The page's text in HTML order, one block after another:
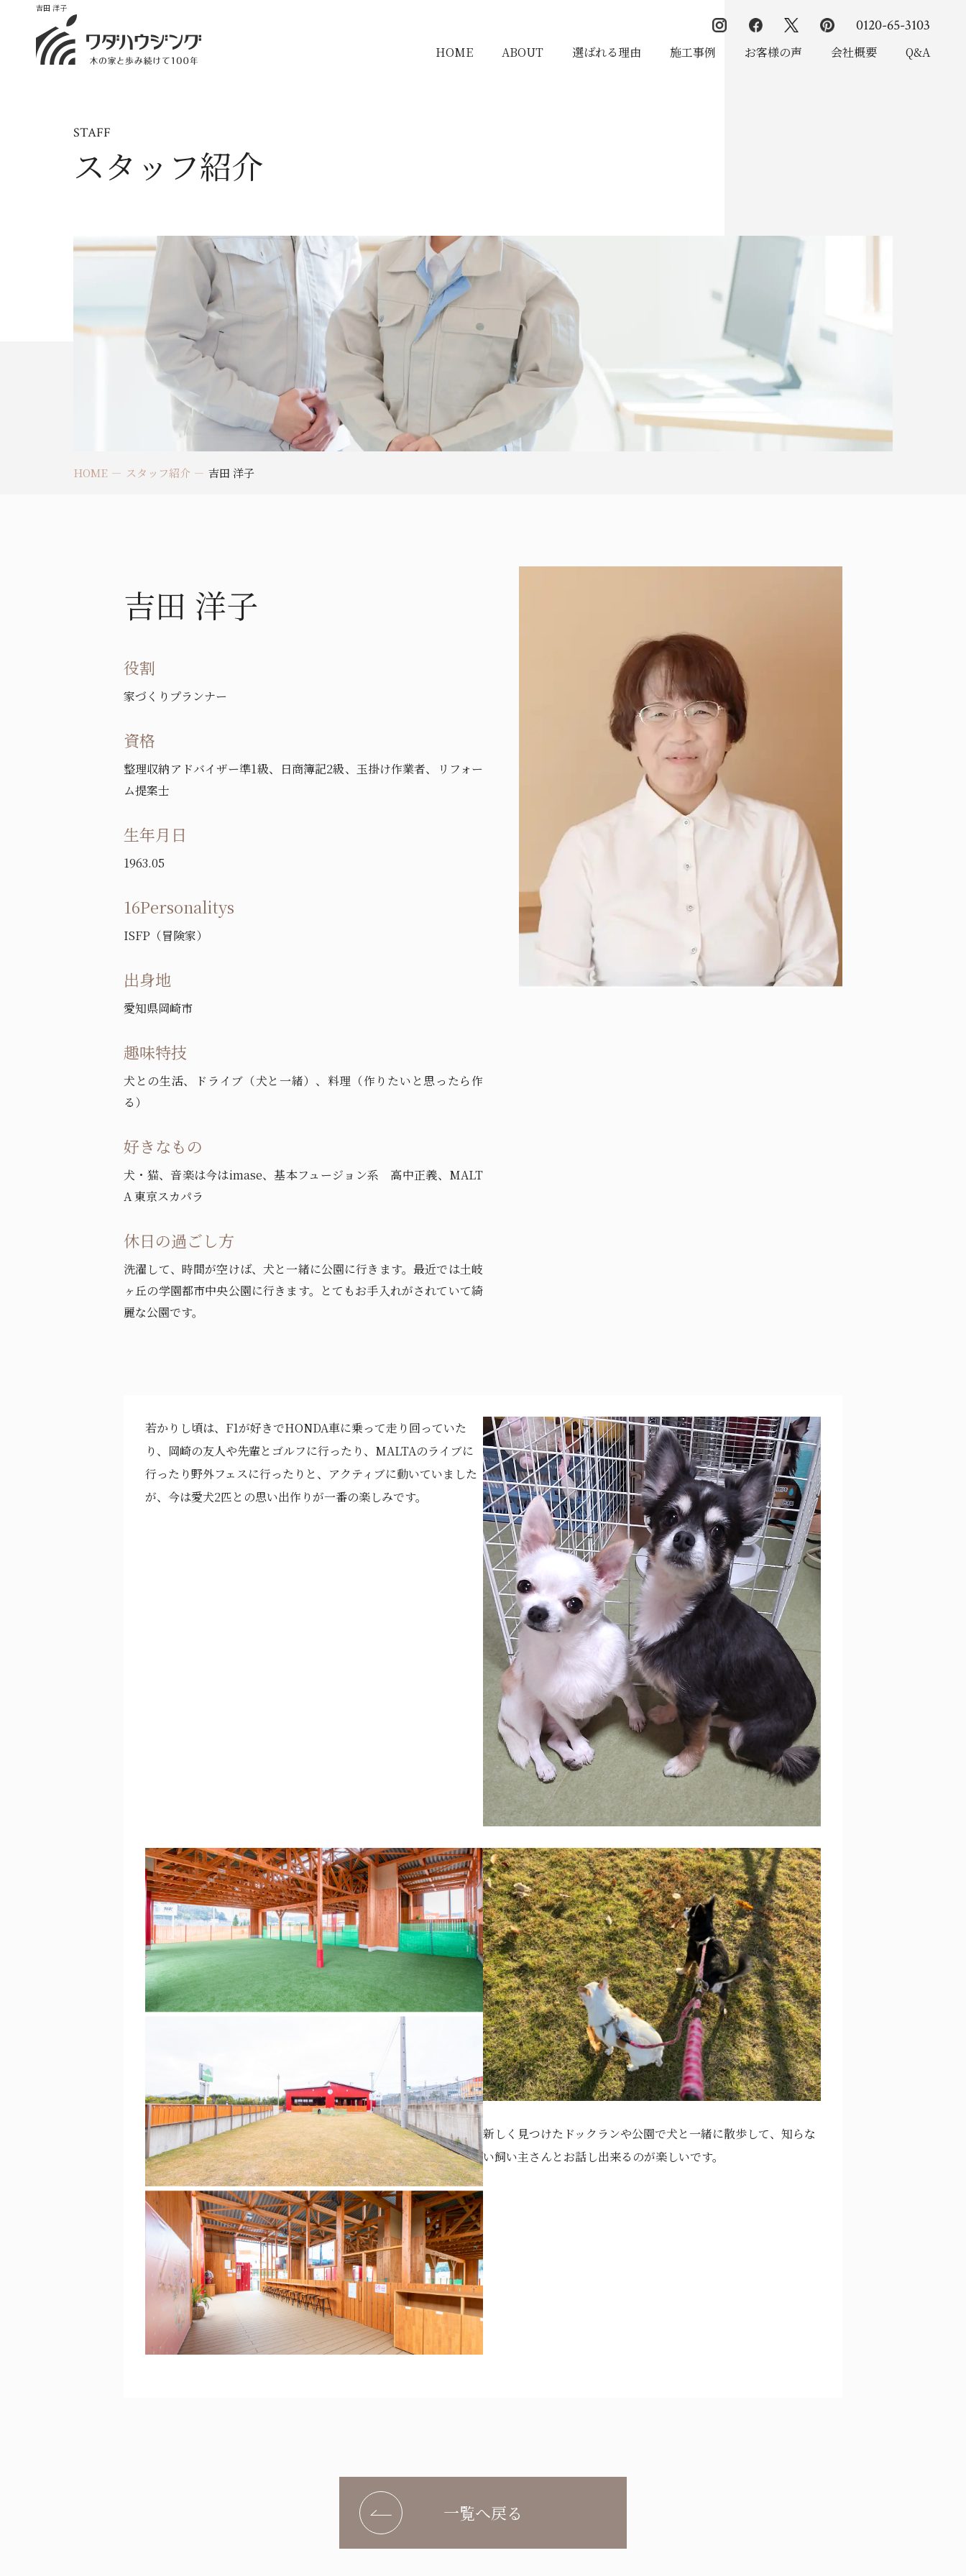
吉田 洋子
0120-65-3103
HOME ABOUT 選ばれる理由 施工事例 お客様の声 会社概要 Q&A
STAFF
スタッフ紹介
HOME スタッフ紹介 吉田 洋子
吉田 洋子
役割
家づくりプランナー
資格
整理収納アドバイザー準1級、日商簿記2級、玉掛け作業者、リフォー
ム提案士
生年月日
1963.05
16Personalitys
ISFP（冒険家）
出身地
愛知県岡崎市
趣味特技
犬との生活、ドライブ（犬と一緒）、料理（作りたいと思ったら作
る）
好きなもの
犬・猫、音楽は今はimase、基本フュージョン系 高中正義、MALT
A 東京スカパラ
休日の過ごし方
洗濯して、時間が空けば、犬と一緒に公園に行きます。最近では土岐
ヶ丘の学園都市中央公園に行きます。とてもお手入れがされていて綺
麗な公園です。
若かりし頃は、F1が好きでHONDA車に乗って走り回っていた
り、岡崎の友人や先輩とゴルフに行ったり、MALTAのライブに
行ったり野外フェスに行ったりと、アクティブに動いていました
が、今は愛犬2匹との思い出作りが一番の楽しみです。
新しく見つけたドックランや公園で犬と一緒に散歩して、知らな
い飼い主さんとお話し出来るのが楽しいです。
一覧へ戻る